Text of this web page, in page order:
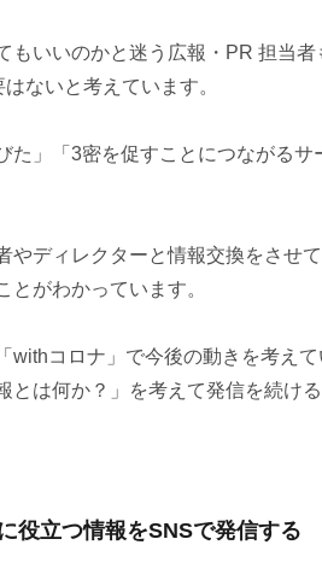
もいいのかと迷う広報・PR 担当
ないと考えています。
た」「3密を促すことにつながる
やディレクターと情報交換をさせ
がわかっています。
withコロナ」で今後の動きを考え
は何か？」を考えて発信を続け
役立つ情報をSNSで発信する